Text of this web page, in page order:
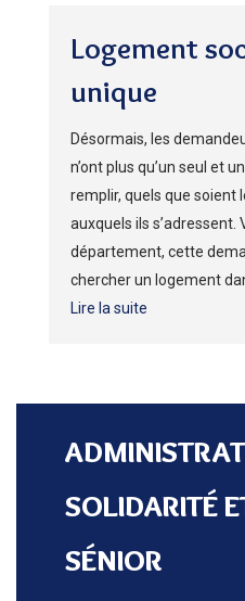
Logement
unique
Désormais, les
n’ont plus qu’un seul et
remplir, quels que soient
auxquels ils s’adressent.
département, cette
chercher un logement
Lire la suite
SOLIDARITÉ
SÉNIOR